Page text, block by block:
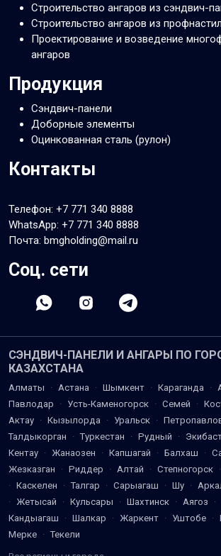
Строительство ангаров из сэндвич-
Строительство ангаров из
Проектирование и возведение
ангаров
Продукция
Сэндвич-панели
Доборные элементы
Оцинкованная сталь (рулон)
Контакты
Телефон: +7 771 340 8888
WhatsApp: +7 771 340 8888
Почта: bmgholding@mail.ru
Соц. сети
СЭНДВИЧ-ПАНЕЛИ И АНГАРЫ ПО
КАЗАХСТАНА
Алматы · Астана · Шымкент · Караганда ·
Павлодар
· Усть-Каменогорск · Семей ·
Актау · Кызылорда · Уральск ·
Талдыкорган
· Туркестан · Рудный ·
Кентау · Жанаозен · Капшагай · Балхаш ·
Жезказган
· Риддер · Алтай · Степногорск ·
· Каскелен · Талгар · Сарыагаш · Шу ·
·
Жетысай · Кульсары · Шахтинск · Аягоз ·
Кандыагаш
· Шалкар · Жаркент · Уштобе ·
Мерке · Текели